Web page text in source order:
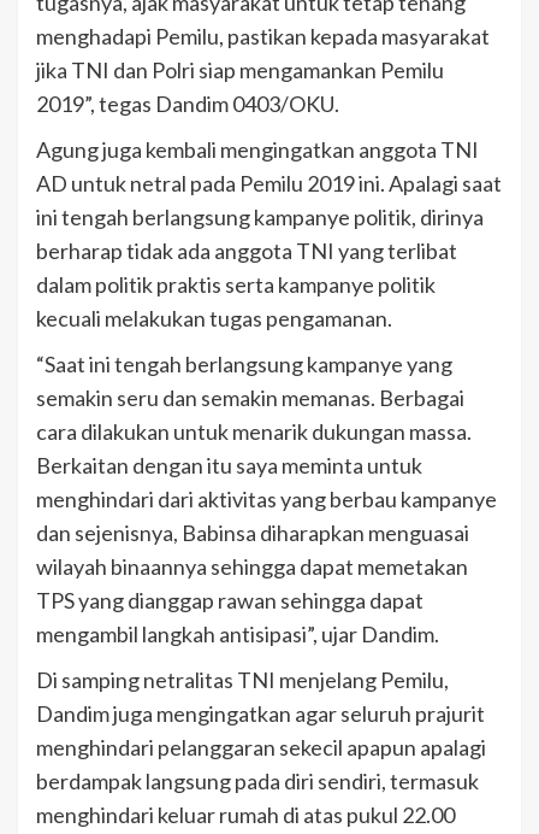
menghadapi Pemilu, pastikan kepada masyarakat
jika TNI dan Polri siap mengamankan Pemilu
2019”, tegas Dandim 0403/OKU.
Agung juga kembali mengingatkan anggota TNI
AD untuk netral pada Pemilu 2019 ini. Apalagi saat
ini tengah berlangsung kampanye politik, dirinya
berharap tidak ada anggota TNI yang terlibat
dalam politik praktis serta kampanye politik
kecuali melakukan tugas pengamanan.
“Saat ini tengah berlangsung kampanye yang
semakin seru dan semakin memanas. Berbagai
cara dilakukan untuk menarik dukungan massa.
Berkaitan dengan itu saya meminta untuk
menghindari dari aktivitas yang berbau kampanye
dan sejenisnya, Babinsa diharapkan menguasai
wilayah binaannya sehingga dapat memetakan
TPS yang dianggap rawan sehingga dapat
mengambil langkah antisipasi”, ujar Dandim.
Di samping netralitas TNI menjelang Pemilu,
Dandim juga mengingatkan agar seluruh prajurit
menghindari pelanggaran sekecil apapun apalagi
berdampak langsung pada diri sendiri, termasuk
menghindari keluar rumah di atas pukul 22.00